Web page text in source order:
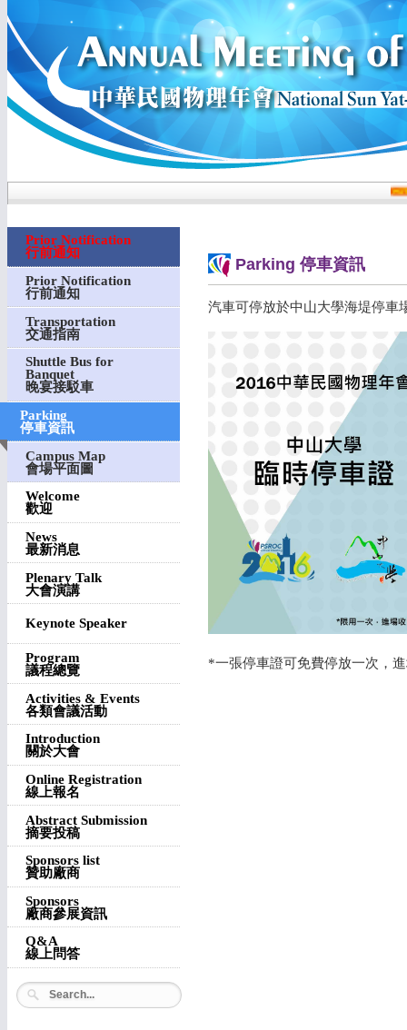
Prior Notification
行前通知
Prior Notification
行前通知
Transportation
交通指南
Shuttle Bus for
Banquet
晚宴接駁車
Parking
停車資訊
Campus Map
會場平面圖
Welcome
歡迎
News
最新消息
Plenary Talk
大會演講
Keynote Speaker
Program
議程總覽
Activities & Events
各類會議活動
Introduction
關於大會
Online Registration
線上報名
Abstract Submission
摘要投稿
Sponsors list
贊助廠商
Sponsors
廠商參展資訊
Q&A
線上問答
Parking 停車資訊
汽車可停放於中山大學海堤停車
*一張停車證可免費停放一次，